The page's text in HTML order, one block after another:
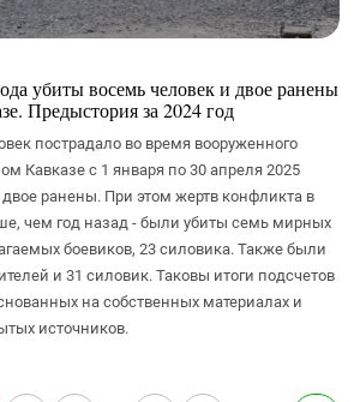
убиты восемь человек и двое ранены
Предыстория за 2024 год
пострадало во время вооруженного
Кавказе с 1 января по 30 апреля 2025
ранены. При этом жертв конфликта в
чем год назад - были убиты семь мирных
боевиков, 23 силовика. Также были
и 31 силовик. Таковы итоги подсчетов
на собственных материалах и
источников.